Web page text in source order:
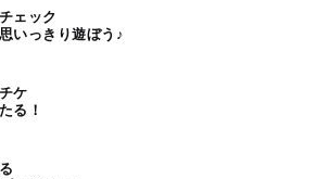
ェック
いっきり遊ぼう♪
ケ
る！